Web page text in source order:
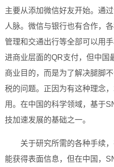
主要从添加微信好友开始。通
人脉。微信与银行也有合作，
管理和交通出行等全部可以用
进商业层面的QR支付，但中国
商业目的，而是为了解决腿脚
税的问题。正因为有这种理念
用。在中国的科学领域，基于
技加速发展的基础之一。
关于研究所需的各种手续
能获得表面信息，但在中国，